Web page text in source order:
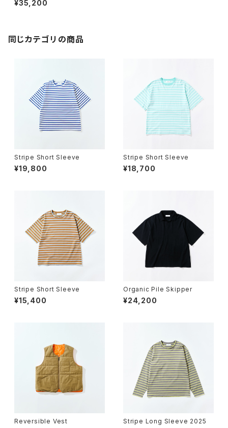
¥35,200
同じカテゴリの商品
Stripe Short Sleeve
¥19,800
Stripe Short Sleeve
¥18,700
Stripe Short Sleeve
¥15,400
Organic Pile Skipper
¥24,200
Reversible Vest Stripe Long Sleeve 2025